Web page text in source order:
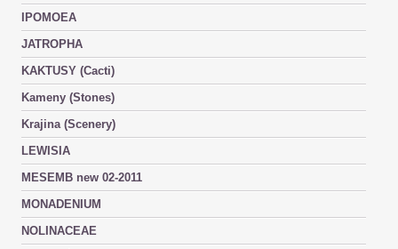
IPOMOEA
JATROPHA
KAKTUSY (Cacti)
Kameny (Stones)
Krajina (Scenery)
LEWISIA
MESEMB new 02-2011
MONADENIUM
NOLINACEAE